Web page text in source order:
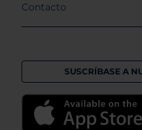
Contacto
SUSCRÍBASE A